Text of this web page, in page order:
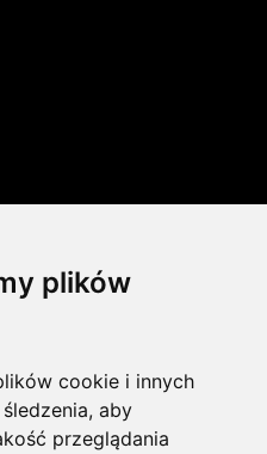
plików
cookie i innych
aby
przeglądania
od umowy
płatności